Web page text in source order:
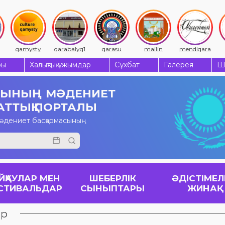
qamysty qarabalyq1 qarasu mailin mendiqara
Халықтық ұжымдар Сұхбат Галерея
МӘДЕНИЕТ
ПОРТАЛЫ
басқармасының
МЕН
ШЕБЕРЛІК
СЫНЫПТАРЫ
ЖИНАҚ